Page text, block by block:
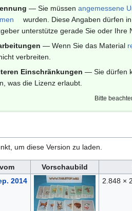
— Sie müssenangemessene
wurden. Diese Angaben dürfen
unterstütze gerade Sie oder Ihre
— Wenn Sie das Material
verbreiten.
Einschränkungen — Sie dürfen
was die Lizenz erlaubt.
Bitte
um diese Version zu laden.
Vorschaubild
2014 2.848 ×